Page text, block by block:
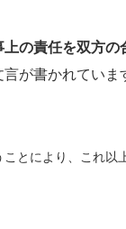
上の責任を双方
が書かれていま
とにより、これ以